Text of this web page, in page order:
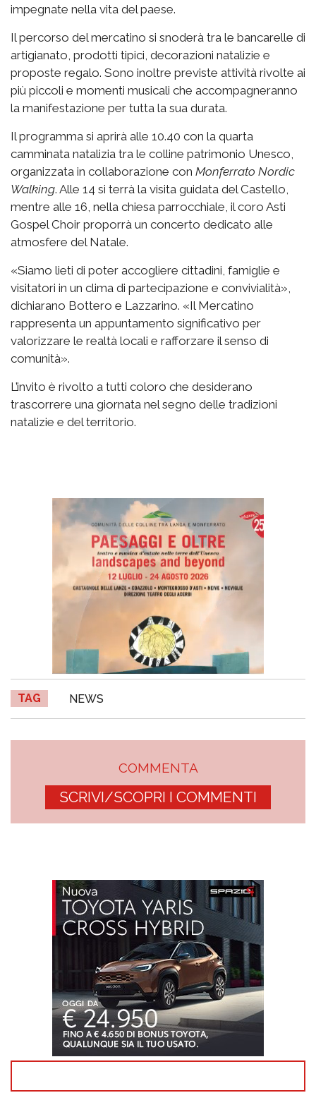
impegnate nella vita del paese.
Il percorso del mercatino si snoderà tra le bancarelle di
artigianato, prodotti tipici, decorazioni natalizie e
proposte regalo. Sono inoltre previste attività rivolte ai
più piccoli e momenti musicali che accompagneranno
la manifestazione per tutta la sua durata.
Il programma si aprirà alle 10.40 con la quarta
camminata natalizia tra le colline patrimonio Unesco,
organizzata in collaborazione con Monferrato Nordic
Walking. Alle 14 si terrà la visita guidata del Castello,
mentre alle 16, nella chiesa parrocchiale, il coro Asti
Gospel Choir proporrà un concerto dedicato alle
atmosfere del Natale.
«Siamo lieti di poter accogliere cittadini, famiglie e
visitatori in un clima di partecipazione e convivialità»,
dichiarano Bottero e Lazzarino. «Il Mercatino
rappresenta un appuntamento significativo per
valorizzare le realtà locali e rafforzare il senso di
comunità».
L’invito è rivolto a tutti coloro che desiderano
trascorrere una giornata nel segno delle tradizioni
natalizie e del territorio.
TAG NEWS
COMMENTA
SCRIVI/SCOPRI I COMMENTI